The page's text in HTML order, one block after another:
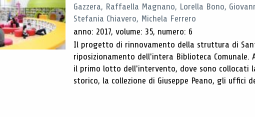
Gazzera, Raffaella Magnano, Lorella Bono,
Stefania Chiavero, Michela Ferrero
anno: 2017, volume: 35, numero: 6
Il progetto di rinnovamento della struttura di
riposizionamento dell'intera Biblioteca
il primo lotto dell'intervento, dove sono collocati
storico, la collezione di Giuseppe Peano, gli uffici